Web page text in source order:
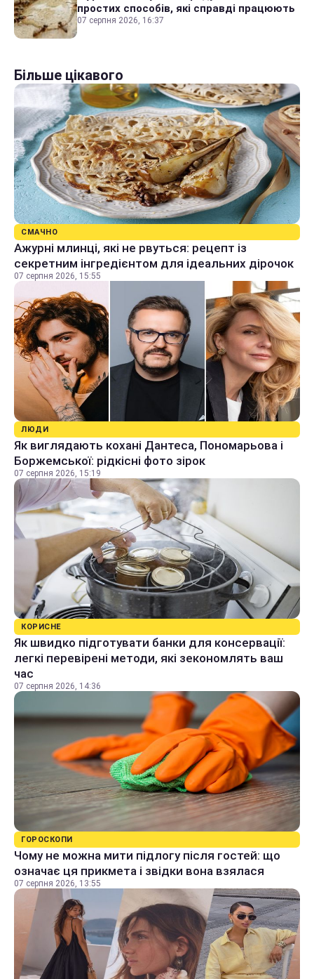
простих способів, які справді працюють
07 серпня 2026, 16:37
Більше цікавого
СМАЧНО
Ажурні млинці, які не рвуться: рецепт із
секретним інгредієнтом для ідеальних дірочок
07 серпня 2026, 15:55
ЛЮДИ
Як виглядають кохані Дантеса, Пономарьова і
Боржемської: рідкісні фото зірок
07 серпня 2026, 15:19
КОРИСНЕ
Як швидко підготувати банки для консервації:
легкі перевірені методи, які зекономлять ваш
час
07 серпня 2026, 14:36
ГОРОСКОПИ
Чому не можна мити підлогу після гостей: що
означає ця прикмета і звідки вона взялася
07 серпня 2026, 13:55